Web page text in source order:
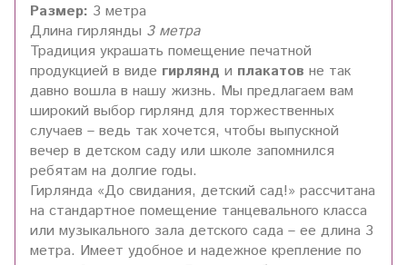
Размер: 3 метра
Длина гирлянды 3 метра
Традиция украшать помещение печатной
продукцией в виде гирлянд и плакатов не так
давно вошла в нашу жизнь. Мы предлагаем вам
широкий выбор гирлянд для торжественных
случаев – ведь так хочется, чтобы выпускной
вечер в детском саду или школе запомнился
ребятам на долгие годы.
Гирлянда «До свидания, детский сад!» рассчитана
на стандартное помещение танцевального класса
или музыкального зала детского сада – ее длина 3
метра. Имеет удобное и надежное крепление по